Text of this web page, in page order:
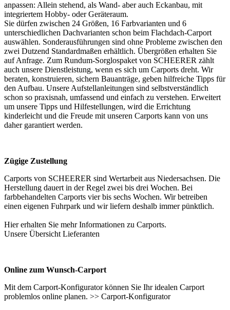
anpassen: Allein stehend, als Wand- aber auch Eckanbau, mit
integriertem Hobby- oder Geräteraum.
Sie dürfen zwischen 24 Größen, 16 Farbvarianten und 6
unterschiedlichen Dachvarianten schon beim Flachdach-Carport
auswählen. Sonderausführungen sind ohne Probleme zwischen den
zwei Dutzend Standardmaßen erhältlich. Übergrößen erhalten Sie
auf Anfrage. Zum Rundum-Sorglospaket von SCHEERER zählt
auch unsere Dienstleistung, wenn es sich um Carports dreht. Wir
beraten, konstruieren, sichern Bauanträge, geben hilfreiche Tipps für
den Aufbau. Unsere Aufstellanleitungen sind selbstverständlich
schon so praxisnah, umfassend und einfach zu verstehen. Erweitert
um unsere Tipps und Hilfestellungen, wird die Errichtung
kinderleicht und die Freude mit unseren Carports kann von uns
daher garantiert werden.
Zügige Zustellung
Carports von SCHEERER sind Wertarbeit aus Niedersachsen. Die
Herstellung dauert in der Regel zwei bis drei Wochen. Bei
farbbehandelten Carports vier bis sechs Wochen. Wir betreiben
einen eigenen Fuhrpark und wir liefern deshalb immer pünktlich.
Hier erhalten Sie mehr Informationen zu Carports.
Unsere Übersicht Lieferanten
Online zum Wunsch-Carport
Mit dem Carport-Konfigurator können Sie Ihr idealen Carport
problemlos online planen. >> Carport-Konfigurator